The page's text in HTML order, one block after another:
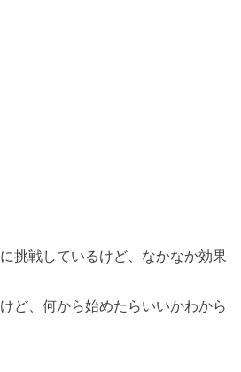
挑戦しているけど、なかなか効果
ど、何から始めたらいいかわから